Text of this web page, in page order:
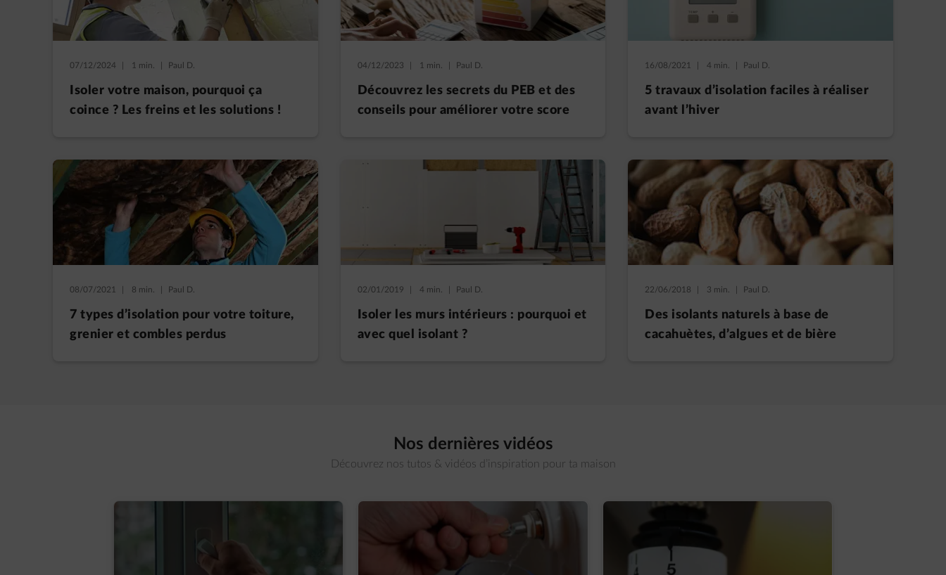
07/12/2024 1 min. Paul D.
Isoler votre maison, pourquoi ça
coince ? Les freins et les solutions !
04/12/2023 1 min. Paul D.
Découvrez les secrets du PEB et des
conseils pour améliorer votre score
16/08/2021 4 min. Paul D.
5 travaux d’isolation faciles à réaliser
avant l’hiver
08/07/2021 8 min. Paul D.
7 types d’isolation pour votre toiture,
grenier et combles perdus
02/01/2019 4 min. Paul D.
Isoler les murs intérieurs : pourquoi et
avec quel isolant ?
22/06/2018 3 min. Paul D.
Des isolants naturels à base de
cacahuètes, d’algues et de bière
Nos dernières vidéos
Découvrez nos tutos & vidéos d’inspiration pour ta maison